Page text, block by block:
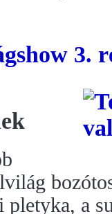
3.
pletyka, a